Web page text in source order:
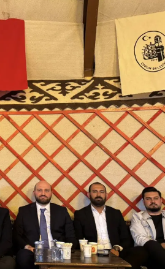
Yalova
Karabük
Kilis
Osmaniye
Düzce